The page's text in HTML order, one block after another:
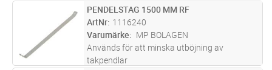
ST Lägg i kundvagn
PENDELSTAG 1500 MM RF
ArtNr 1116240
Varumärke
MP BOLAGEN
Används för att minska utböjning av
takpendlar